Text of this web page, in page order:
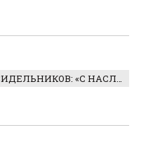
ГЛУХОЙ АКТЕР АЛЕКСАНДР СИДЕЛЬНИКОВ: «С НАСЛАЖДЕНИЕМ ИГРАЛ ОТРИЦАТЕЛЬНОГО ГЕРОЯ!»